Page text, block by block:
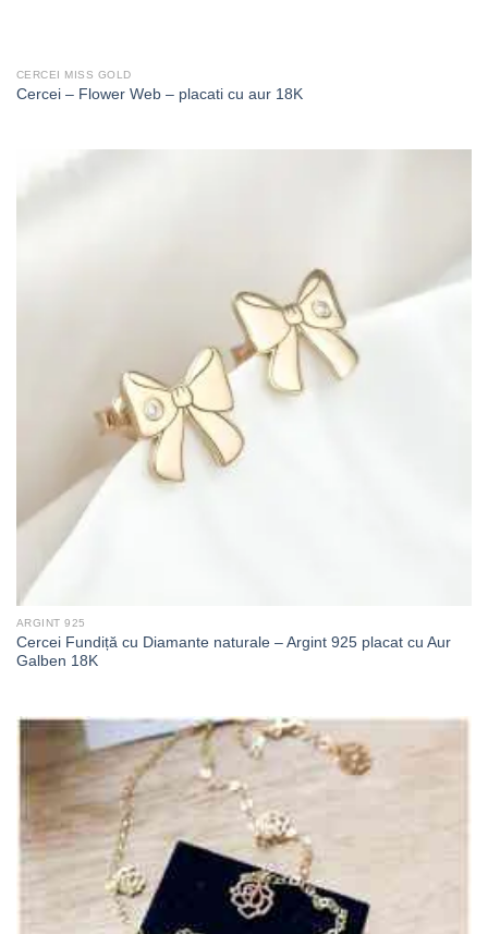
CERCEI MISS GOLD
Cercei – Flower Web – placati cu aur 18K
ARGINT 925
Cercei Fundiță cu Diamante naturale – Argint 925 placat cu Aur
Galben 18K